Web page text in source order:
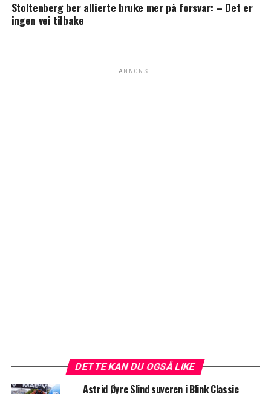
Stoltenberg ber allierte bruke mer på forsvar: – Det er
ingen vei tilbake
ANNONSE
DETTE KAN DU OGSÅ LIKE
Astrid Øyre Slind suveren i Blink Classic